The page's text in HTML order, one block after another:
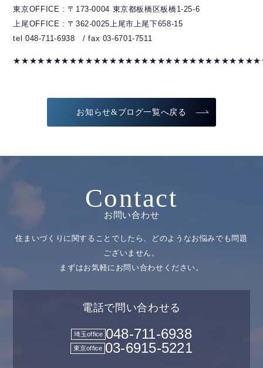
東京OFFICE : 〒173-0004 東京都板橋区板橋1-25-6
上尾OFFICE : 〒362-0025上尾市上尾下658-15
tel 048-711-6938 / fax 03-6701-7511
お知らせ&ブログ一覧へ戻る
Contact
お問い合わせ
住まいづくりに関することでしたら、どのようなお悩みでも問題
ございません。
まずはお気軽にお問い合わせください。
電話で問い合わせる
埼玉office 048-711-6938
東京office 03-6915-5221